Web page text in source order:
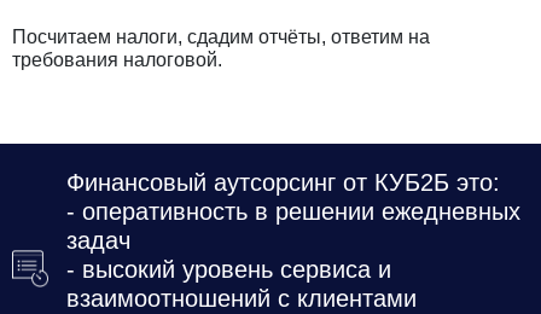
Посчитаем налоги, сдадим отчёты, ответим на
требования налоговой.
Финансовый аутсорсинг от КУБ2Б это:
- оперативность в решении ежедневных
задач
- высокий уровень сервиса и
взаимоотношений с клиентами
Нажимая кнопку отправить я
ПринимаюПолитику конфиденциальности